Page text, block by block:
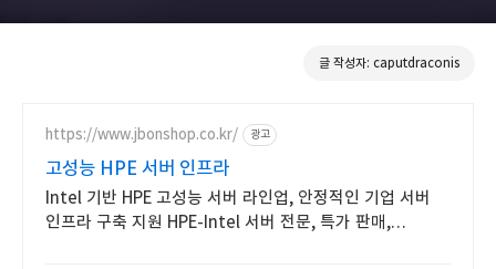
글 작성자: caputdraconis
https://www.jbonshop.co.kr/ 광고
고성능 HPE 서버 인프라
Intel 기반 HPE 고성능 서버 라인업, 안정적인 기업 서버
인프라 구축 지원 HPE-Intel 서버 전문, 특가 판매,
caputdraconis